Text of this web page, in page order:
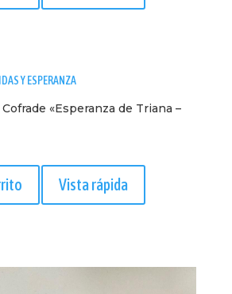
«Esperanza de Triana –
Vista rápida